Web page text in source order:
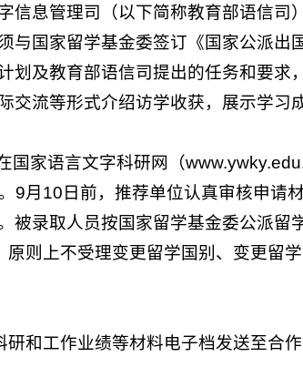
息管理司（以下简称教育部语信司
国家留学基金委签订《国家公派出
及教育部语信司提出的任务和要求
流等形式介绍访学收获，展示学习
家语言文字科研网（
9月10日前，推荐单位认真审核申请
录取人员按国家留学基金委公派留
则上不受理变更留学国别、变更留
和工作业绩等材料电子档发送至合作